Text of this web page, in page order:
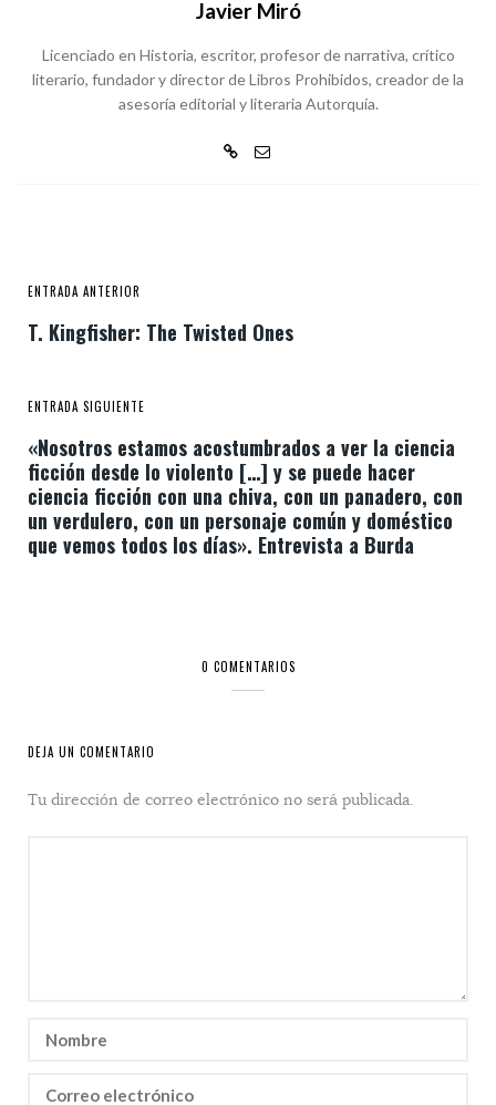
Javier Miró
Licenciado en Historia, escritor, profesor de narrativa, crítico
literario, fundador y director de Libros Prohibidos, creador de la
asesoría editorial y literaria Autorquía.
ENTRADA ANTERIOR
T. Kingfisher: The Twisted Ones
ENTRADA SIGUIENTE
«Nosotros estamos acostumbrados a ver la ciencia
ficción desde lo violento […] y se puede hacer
ciencia ficción con una chiva, con un panadero, con
un verdulero, con un personaje común y doméstico
que vemos todos los días». Entrevista a Burda
0 COMENTARIOS
DEJA UN COMENTARIO
Tu dirección de correo electrónico no será publicada.